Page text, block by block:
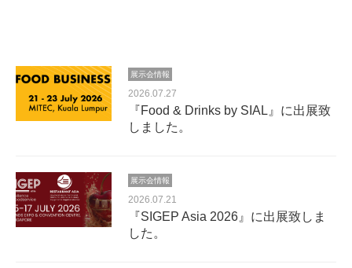
展示会情報
2026.07.27
『Food & Drinks by SIAL』に出展致
しました。
展示会情報
2026.07.21
『SIGEP Asia 2026』に出展致しま
した。